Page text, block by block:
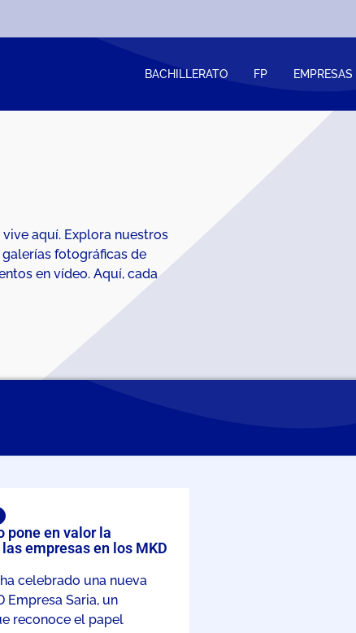
BACHILLERATO FP EMPRESAS
aquí. Explora nuestros
fotográficas de
en vídeo. Aquí, cada
pone en valor la
empresas en los MKD
celebrado una nueva
Empresa Saria, un
reconoce el papel